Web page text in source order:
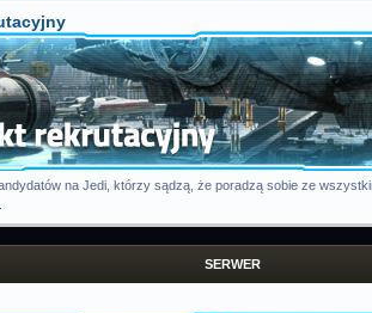
na Jedi, którzy sądzą, że poradzą sobie ze
SERWER